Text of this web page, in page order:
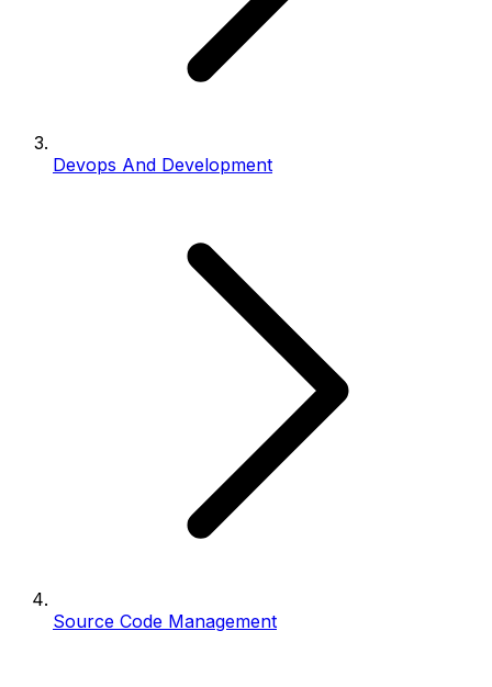
Devops And Development
Source Code Management